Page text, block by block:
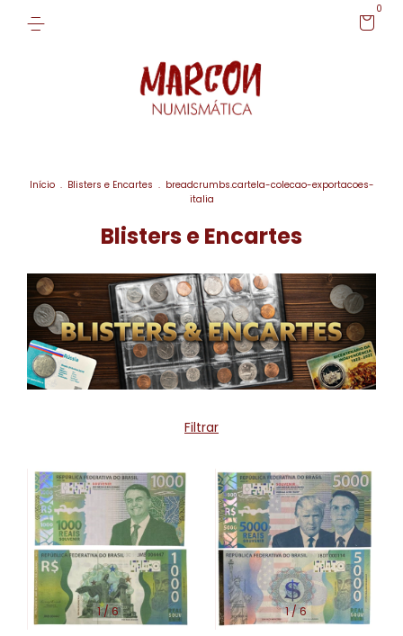
0
Início . Blisters e Encartes . breadcrumbs.cartela-colecao-exportacoes-
italia
Blisters e Encartes
Filtrar
1/6 1/6